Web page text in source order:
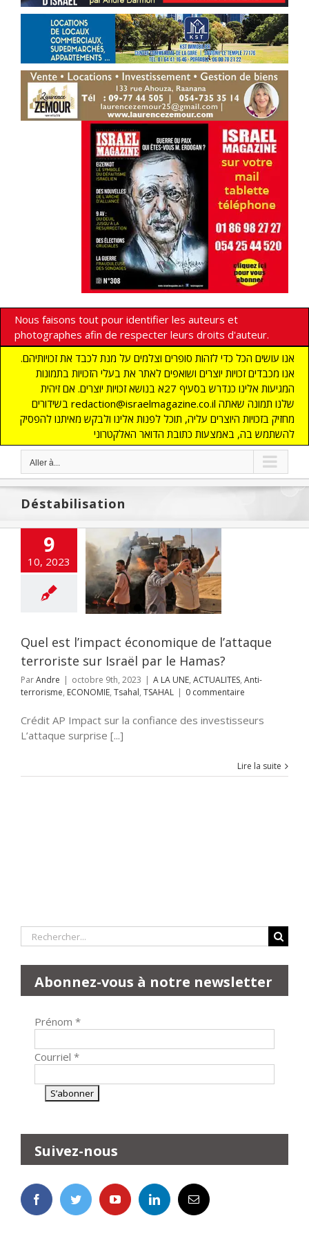
Nous faisons tout pour identifier les auteurs et
photographes afin de respecter leurs droits d'auteur.
אנו עושים הכל כדי לזהות סופרים וצלמים על מנת לכבד את זכויותיהם.
אנו מכבדים זכויות יוצרים ושואפים לאתר את בעלי הזכויות בתמונות
המגיעות אלינו כנדרש בסעיף 27א בנושא זכויות יוצרים. אם זיהית
בשידורים redaction@israelmagazine.co.il שלנו תמונה שאתה
מחזיק בזכויות היוצרים עליה, תוכל לפנות אלינו ולבקש מאיתנו להפסיק
להשתמש בה, באמצעות כתובת הדואר האלקטרוני
Aller à...
Déstabilisation
9
10, 2023
l’impact
de
terroriste
Quel est l’impact économique de l’attaque
terroriste sur Israël par le Hamas?
ParAndre | octobre 9th, 2023 | A LA UNE, ACTUALITES, Anti-
terrorisme, ECONOMIE, Tsahal, TSAHAL | 0 commentaire
Crédit AP Impact sur la confiance des investisseurs
L’attaque surprise [...]
Lire la suite
Rechercher:
Abonnez-vous à notre newsletter
Prénom *
Courriel *
Suivez-nous